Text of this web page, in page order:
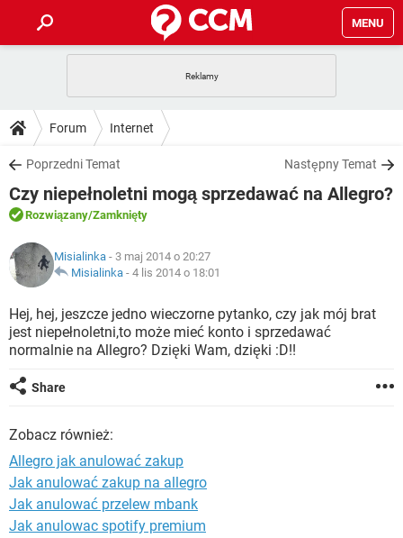
MENU
GRY
SPOTIFY
INSTAGRAM FACEBOOK
WINDOWS 10
PORADY
PlayStation
SPOTIFY
INSTAGRAM
WINDOWS 10
DO POBRANIA
ANDROID TIKTOK
GRY
IOS
INSTAGRAM
WINDOWS 10
FORUM
COVID-19
GRY WHATSAPP
INSTAGRAM FACEBOOK
ARTYKUŁY
COVID-19
GRY WHATSAPP
SPOTIFY NETFLIX
INSTAGRAM
Forum Internet
Poprzedni Temat Następny Temat
Czy niepełnoletni mogą sprzedawać na Allegro?
Rozwiązany/Zamknięty
Misialinka - 3 maj 2014 o 20:27
Misialinka - 4 lis 2014 o 18:01
Hej, hej, jeszcze jedno wieczorne pytanko, czy jak mój brat
jest niepełnoletni,to może mieć konto i sprzedawać
normalnie na Allegro? Dzięki Wam, dzięki :D!!
Share
Zobacz również:
Allegro jak anulować zakup
Jak anulować zakup na allegro
Jak anulować przelew mbank
Jak anulowac spotify premium